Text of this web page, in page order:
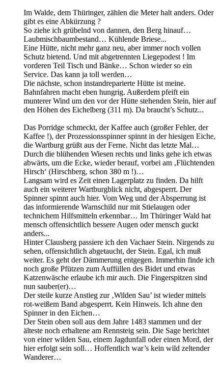
Im Walde, dem Thüringer, zählen die Meter halt anders. Oder
gibt es eine Abkürzung ?
So ziehe ich grübelnd von dannen, den Berg hinauf…
Laubmischbaumbestand… Kühlende Briese...
Eine Hütte, nicht mehr ganz neu, aber immer noch vollen
Schutz bietend. Und mit abgetrennten Liegepodest ! Im
vorderen Teil Tisch und Bänke… Schon wieder so ein
Service. Das kann ja toll werden…
Die nächste, schon instandreparierte Hütte ist meine.
Bahnfahren macht eben hungrig. Außerdem pfeift ein
munterer Wind um den vor der Hütte stehenden Stein, hier auf
den Höhen des Eichelberg (311 m). Da braucht’s Schutz...
Das Porridge schmeckt, der Kaffee auch (großer Fehler, der
Kaffee !), der Prozessionsspinner spinnt in der hiesigen Eiche,
die Wartburg grüßt aus der Ferne. Nicht das letzte Mal…
Durch die blühenden Wiesen rechts und links gehe ich etwas
abwärts, um die Ecke, wieder berauf, vorbei am ‚Flüchtenden
Hirsch‘ (Hirschberg, schon 380 m !)…
Langsam wird es Zeit einen Lagerplatz zu finden. Da hilft
auch ein weiterer Wartburgblick nicht, abgesperrt. Der
Spinner spinnt auch hier. Vom Weg und der Absperrung ist
das informierende Warnschild nur mit Stielaugen oder
technichem Hilfsmitteln erkennbar… Im Thüringer Wald hat
mensch offensichtlich bessere Augen oder mensch guckt
anders...
Hinter Clausberg passiere ich den Vachaer Stein. Nirgends zu
sehen, offensichtlich abgetaucht, der Stein. Egal, ich muß
weiter. Es geht der Dämmerung entgegen. Immerhin finde ich
noch große Pfützen zum Auffüllen des Bidet und etwas
Katzenwäsche erlaube ich mir auch. Die Fingerspitzen sind
nun sauber(er)…
Der steile kurze Anstieg zur ‚Wilden Sau’ ist wieder mittels
rot-weißem Band abgesperrt. Kein Hinweis. Ich ahne den
Spinner in den Eichen…
Der Stein oben soll aus dem Jahre 1483 stammen und der
älteste noch erhaltene am Rennsteig sein. Die Sage berichtet
von einer wilden Sau, einem Jagdunfall oder einen Mord, der
hier erfolgt sein soll… Hoffentlich war’s kein wild zeltender
Wanderer…